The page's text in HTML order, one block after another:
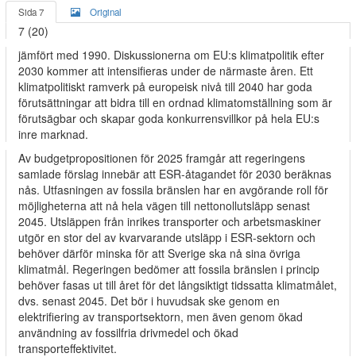
Sida 7 Original
7 (20)
jämfört med 1990. Diskussionerna om EU:s klimatpolitik efter
2030 kommer att intensifieras under de närmaste åren. Ett
klimatpolitiskt ramverk på europeisk nivå till 2040 har goda
förutsättningar att bidra till en ordnad klimatomställning som är
förutsägbar och skapar goda konkurrensvillkor på hela EU:s
inre marknad.
Av budgetpropositionen för 2025 framgår att regeringens
samlade förslag innebär att ESR-åtagandet för 2030 beräknas
nås. Utfasningen av fossila bränslen har en avgörande roll för
möjligheterna att nå hela vägen till nettonollutsläpp senast
2045. Utsläppen från inrikes transporter och arbetsmaskiner
utgör en stor del av kvarvarande utsläpp i ESR-sektorn och
behöver därför minska för att Sverige ska nå sina övriga
klimatmål. Regeringen bedömer att fossila bränslen i princip
behöver fasas ut till året för det långsiktigt tidssatta klimatmålet,
dvs. senast 2045. Det bör i huvudsak ske genom en
elektrifiering av transportsektorn, men även genom ökad
användning av fossilfria drivmedel och ökad
transporteffektivitet.